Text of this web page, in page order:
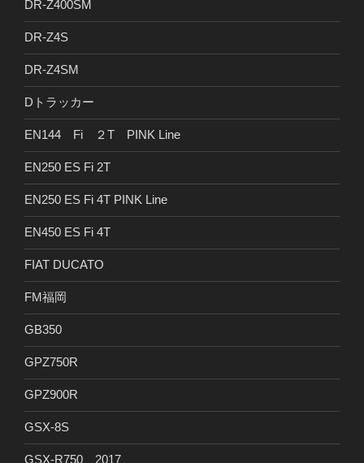
DR-Z400SM
DR-Z4S
DR-Z4SM
Dトラッカー
EN144 Fi ２T PINK Line
EN250 ES Fi 2T
EN250 ES Fi 4T PINK Line
EN450 ES Fi 4T
FIAT DUCATO
FM福岡
GB350
GPZ750R
GPZ900R
GSX-8S
GSX-R750 2017